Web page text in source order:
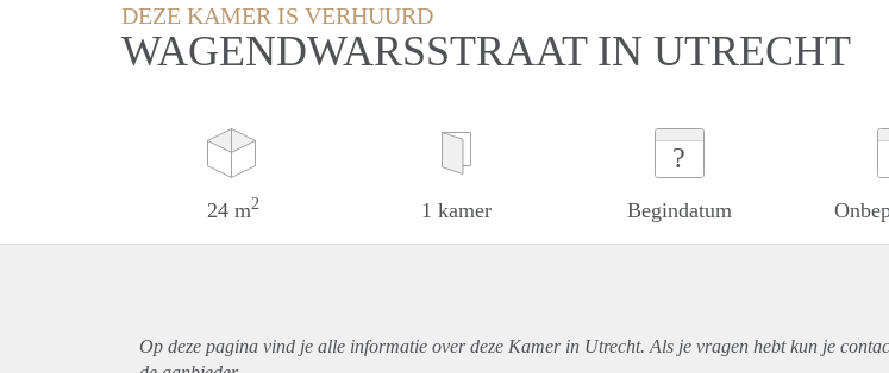
DEZE KAMER IS VERHUURD
WAGENDWARSSTRAAT IN UTRECHT
24 m2 1 kamer
?
Begindatum
Op deze pagina vind je alle informatie over deze Kamer in Utrecht. Als je vragen hebt kun je